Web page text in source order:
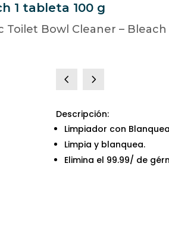
1 tableta 100 g
Toilet Bowl Cleaner – Bleach
4 5
Descripción:
Limpiador con
Limpia y blanquea.
Elimina el 99.99/ de